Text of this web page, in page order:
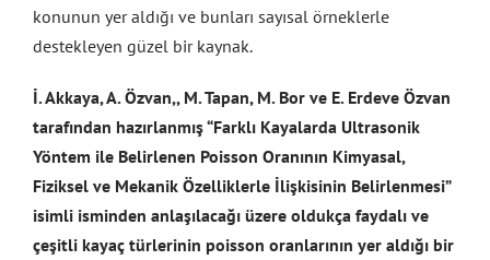
konunun yer aldığı ve bunları sayısal örneklerle
destekleyen güzel bir kaynak.
İ. Akkaya, A. Özvan,, M. Tapan, M. Bor ve E. Erdeve Özvan
tarafından hazırlanmış “Farklı Kayalarda Ultrasonik
Yöntem ile Belirlenen Poisson Oranının Kimyasal,
Fiziksel ve Mekanik Özelliklerle İlişkisinin Belirlenmesi”
isimli isminden anlaşılacağı üzere oldukça faydalı ve
çeşitli kayaç türlerinin poisson oranlarının yer aldığı bir